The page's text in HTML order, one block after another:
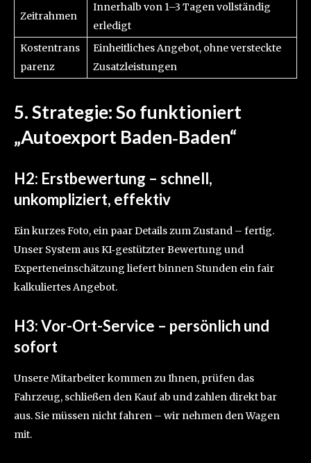
Zeitrahmen
Innerhalb von 1–3 Tagen vollständig
erledigt
Kostentrans
parenz
Einheitliches Angebot, ohne versteckte
Zusatzleistungen
5. Strategie: So funktioniert
„Autoexport Baden‑Baden“
H2: Erstbewertung – schnell,
unkompliziert, effektiv
Ein kurzes Foto, ein paar Details zum Zustand – fertig.
Unser System aus KI‑gestützter Bewertung und
Experteneinschätzung liefert binnen Stunden ein fair
kalkuliertes Angebot.
H3: Vor-Ort-Service – persönlich und
sofort
Unsere Mitarbeiter kommen zu Ihnen, prüfen das
Fahrzeug, schließen den Kauf ab und zahlen direkt bar
aus. Sie müssen nicht fahren – wir nehmen den Wagen
mit.